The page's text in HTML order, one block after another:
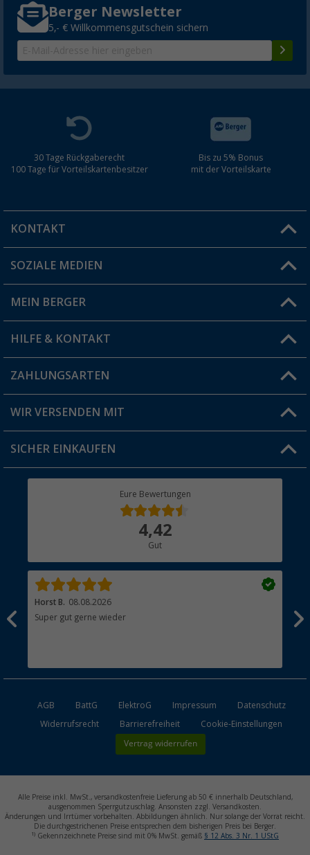
Berger Newsletter
5,- € Willkommensgutschein sichern
30 Tage Rückgaberecht
100 Tage für Vorteilskartenbesitzer
Bis zu 5% Bonus
mit der Vorteilskarte
KONTAKT
Du hast eine Frage?
Filiale finden
SOZIALE MEDIEN
MEIN BERGER
Vorteilskarte
Blog
Jobs & Karriere
HILFE & KONTAKT
FAQ & Kontakt
Versandinformationen
Rücksendung
ZAHLUNGSARTEN
WIR VERSENDEN MIT
SICHER EINKAUFEN
Eure Bewertungen
4,42
Gut
Horst B. 08.08.2026
Super gut gerne wieder
Ist
AGB BattG ElektroG Impressum
Datenschutz
Widerrufsrecht
Barrierefreiheit Cookie-Einstellungen
Vertrag widerrufen
Alle Preise inkl. MwSt., versandkostenfreie Lieferung ab 50 € innerhalb Deutschland,
ausgenommen Sperrgutzuschlag. Ansonsten zzgl. Versandkosten.
Änderungen und Irrtümer vorbehalten. Abbildungen ähnlich. Nur solange der Vorrat reicht.
Die durchgestrichenen Preise entsprechen dem bisherigen Preis bei Berger.
1) Gekennzeichnete Preise sind mit 0% MwSt. gemäß § 12 Abs. 3 Nr. 1 UStG